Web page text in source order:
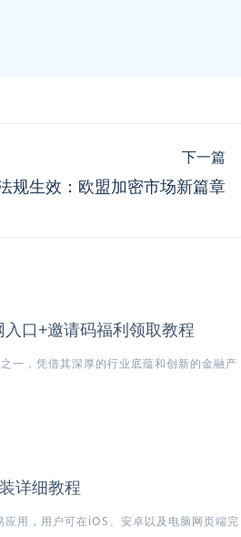
下一篇
规生效：欧盟加密市场新篇章
口+邀请码福利领取教程
一，凭借其深厚的行业底蕴和创新的金融产
详细教程
用，用户可在iOS、安卓以及电脑网页端完